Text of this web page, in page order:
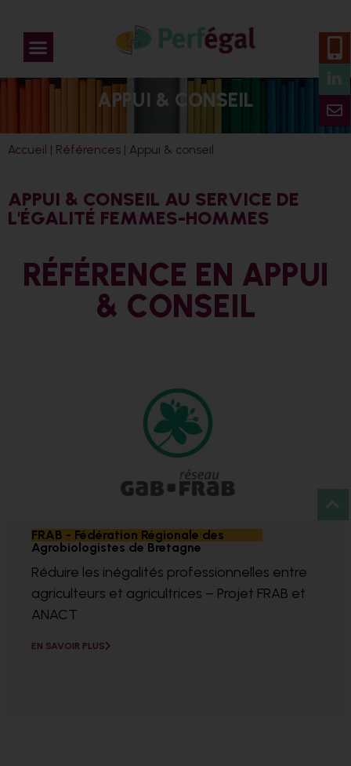
APPUI & CONSEIL
Accueil | Références | Appui & conseil
APPUI & CONSEIL AU SERVICE DE
L'ÉGALITÉ FEMMES-HOMMES
RÉFÉRENCE EN APPUI
& CONSEIL
FRAB - Fédération Régionale des
Agrobiologistes de Bretagne
Réduire les inégalités professionnelles entre
agriculteurs et agricultrices – Projet FRAB et
ANACT
EN SAVOIR PLUS